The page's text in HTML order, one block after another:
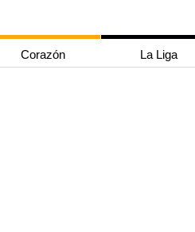
Corazón La Liga